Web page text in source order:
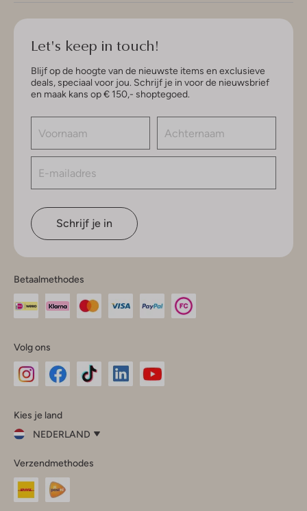
Let's keep in touch!
Blijf op de hoogte van de nieuwste items en exclusieve
deals, speciaal voor jou. Schrijf je in voor de nieuwsbrief
en maak kans op € 150,- shoptegoed.
Schrijf je in
Betaalmethodes
Volg ons
InstagramFacebook
Kies je land
NEDERLAND
je
land
Nederland
Verzendmethodes